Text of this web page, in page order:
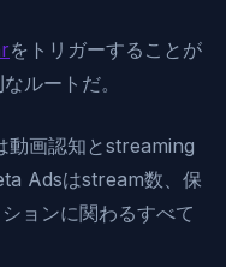
をトリガーすることが
ルートだ。
画認知とstreaming
Adsはstream数、保
ョンに関わるすべて